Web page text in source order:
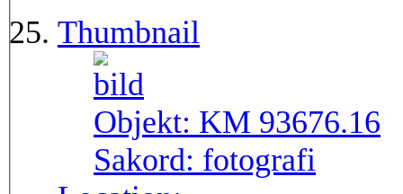
Thumbnail
Objekt: KM 93676.16
Sakord: fotografi